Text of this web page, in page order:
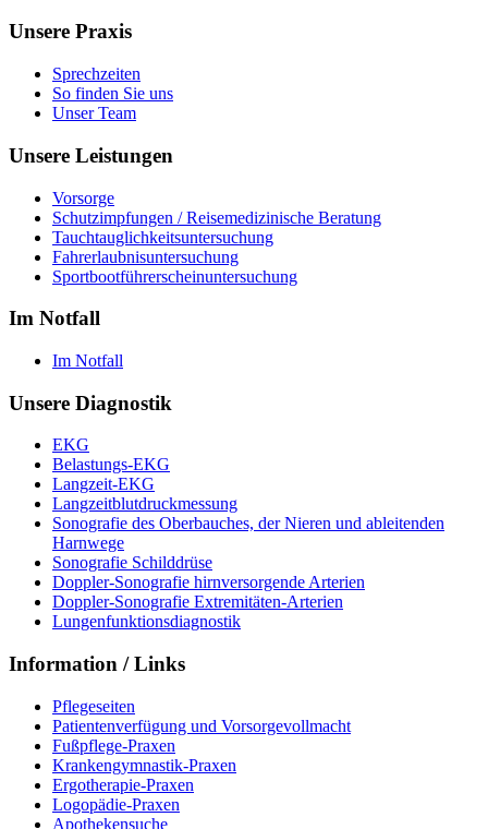
Unsere Praxis
Sprechzeiten
So finden Sie uns
Unser Team
Unsere Leistungen
Vorsorge
Schutzimpfungen / Reisemedizinische Beratung
Tauchtauglichkeitsuntersuchung
Fahrerlaubnisuntersuchung
Sportbootführerscheinuntersuchung
Im Notfall
Im Notfall
Unsere Diagnostik
EKG
Belastungs-EKG
Langzeit-EKG
Langzeitblutdruckmessung
Sonografie des Oberbauches, der Nieren und ableitenden
Harnwege
Sonografie Schilddrüse
Doppler-Sonografie hirnversorgende Arterien
Doppler-Sonografie Extremitäten-Arterien
Lungenfunktionsdiagnostik
Information / Links
Pflegeseiten
Patientenverfügung und Vorsorgevollmacht
Fußpflege-Praxen
Krankengymnastik-Praxen
Ergotherapie-Praxen
Logopädie-Praxen
Apothekensuche